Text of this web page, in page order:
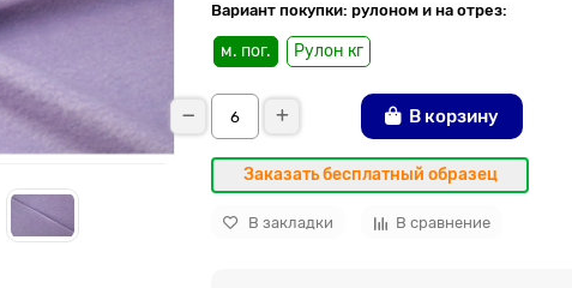
Вариант покупки: рулоном и на отрез:
м. пог. Рулон кг
В корзину
Заказать бесплатный образец
В закладки В сравнение